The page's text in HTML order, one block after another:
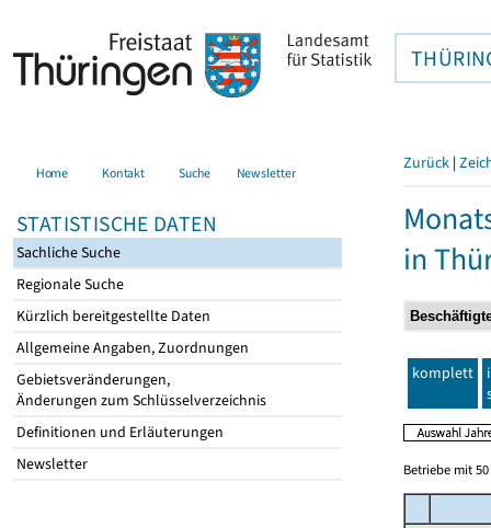
Home Kontakt Suche Newsletter
STATISTISCHE DATEN
Sachliche Suche
Regionale Suche
Kürzlich bereitgestellte Daten
Allgemeine Angaben, Zuordnungen
Gebietsveränderungen,
Änderungen zum Schlüsselverzeichnis
Definitionen und Erläuterungen
Newsletter
Zurück |
in
komplett
Betriebe mit